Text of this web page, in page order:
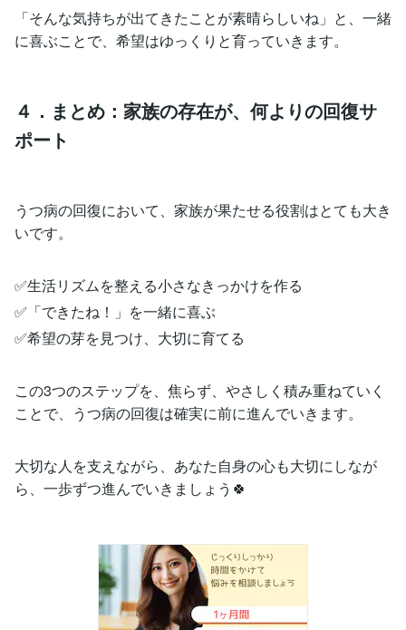
「そんな気持ちが出てきたことが素晴らしいね」と、一緒
に喜ぶことで、希望はゆっくりと育っていきます。
４．まとめ：家族の存在が、何よりの回復サ
ポート
うつ病の回復において、家族が果たせる役割はとても大き
いです。
✅生活リズムを整える小さなきっかけを作る
✅「できたね！」を一緒に喜ぶ
✅希望の芽を見つけ、大切に育てる
この3つのステップを、焦らず、やさしく積み重ねていく
ことで、うつ病の回復は確実に前に進んでいきます。
大切な人を支えながら、あなた自身の心も大切にしなが
ら、一歩ずつ進んでいきましょう🍀